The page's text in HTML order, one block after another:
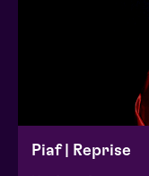
Piaf | Reprise